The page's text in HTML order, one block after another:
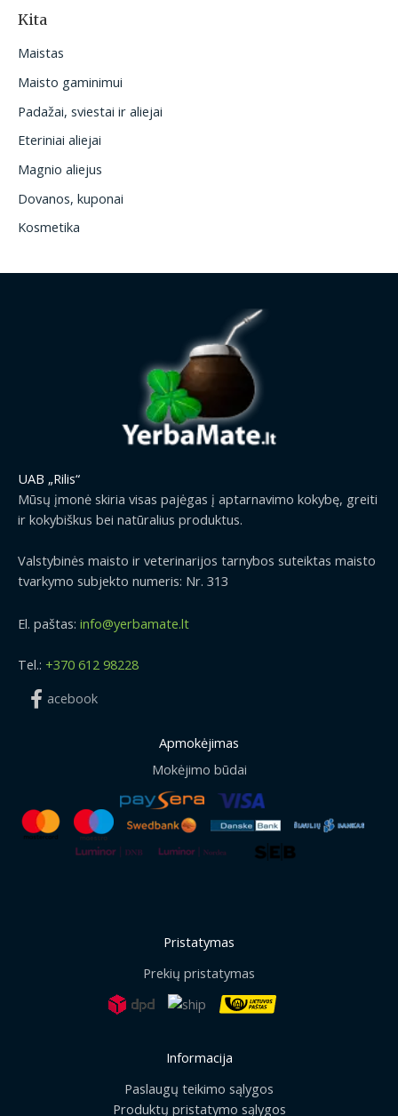
Kita
Maistas
Maisto gaminimui
Padažai, sviestai ir aliejai
Eteriniai aliejai
Magnio aliejus
Dovanos, kuponai
Kosmetika
UAB „Rilis“
Mūsų įmonė skiria visas pajėgas į aptarnavimo kokybę, greiti
ir kokybiškus bei natūralius produktus.
Valstybinės maisto ir veterinarijos tarnybos suteiktas maisto
tvarkymo subjekto numeris: Nr. 313
El. paštas: info@yerbamate.lt
Tel.: +370 612 98228
acebook
Apmokėjimas
Mokėjimo būdai
Pristatymas
Prekių pristatymas
Informacija
Paslaugų teikimo sąlygos
Produktų pristatymo sąlygos